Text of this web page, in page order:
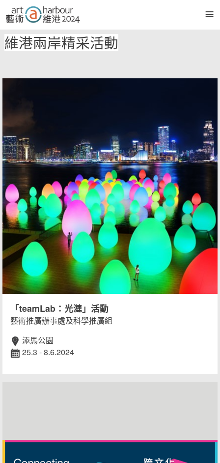
≡
維港兩岸精采活動
「teamLab：光漣」活動
藝術推廣辦事處及科學推廣組
添馬公園
25.3 - 8.6.2024